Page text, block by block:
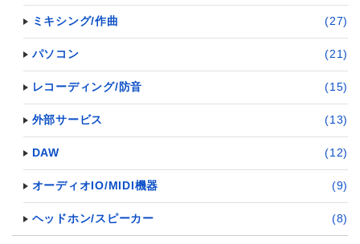
ミキシング/作曲 (27)
パソコン (21)
レコーディング/防音 (15)
外部サービス (13)
DAW (12)
オーディオIO/MIDI機器 (9)
ヘッドホン/スピーカー (8)